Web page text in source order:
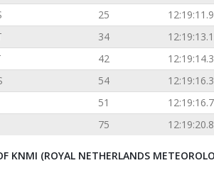
25
34
42
54
51
75
KNMI (ROYAL NETHERLANDS